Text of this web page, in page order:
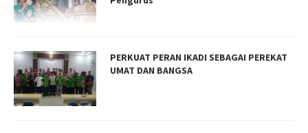
PERKUAT PERAN IKADI SEBAGAI PEREKAT
UMAT DAN BANGSA